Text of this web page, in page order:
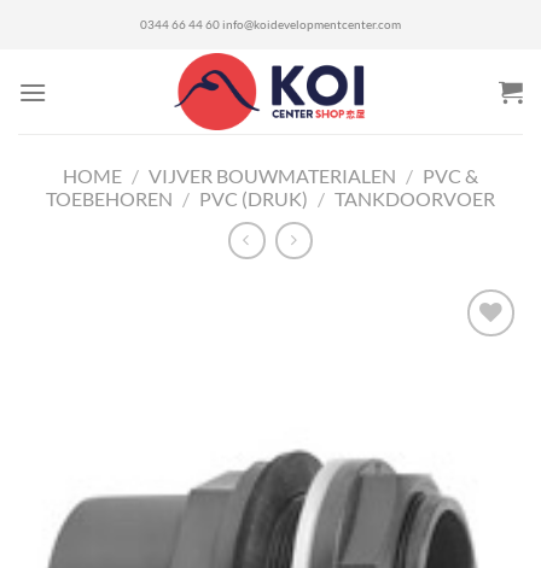
0344 66 44 60 info@koidevelopmentcenter.com
HOME / VIJVER BOUWMATERIALEN / PVC &
TOEBEHOREN / PVC (DRUK) / TANKDOORVOER